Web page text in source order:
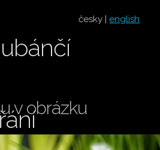
česky | english
v obrázku